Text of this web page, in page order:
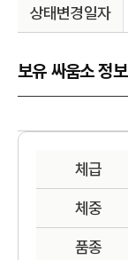
상태변경일자
보유 싸움소 정보
체급
체중
품종